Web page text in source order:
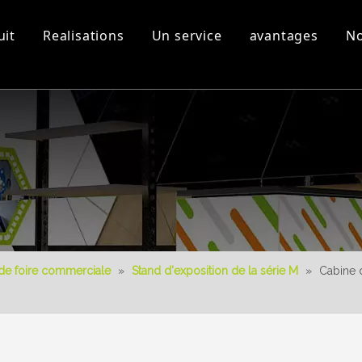
Equipement d'atelier et
Vidéos 3D
Realisations Un service avantages
Nouveau produit
foire commerciale » Stand d'exposition de la série M »
Cabine